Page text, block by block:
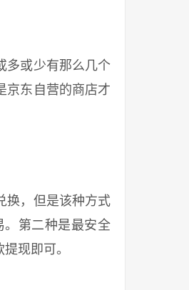
或少有那么几个
京东自营的商店才
，但是该种方式
。第二种是最安全
现即可。